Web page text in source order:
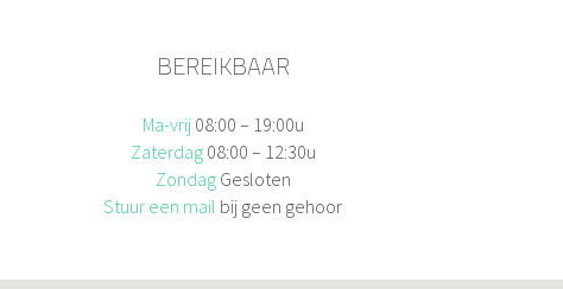
BEREIKBAAR
Ma-vrij 08:00 – 19:00u
Zaterdag 08:00 – 12:30u
Zondag Gesloten
Stuur een mail bij geen gehoor